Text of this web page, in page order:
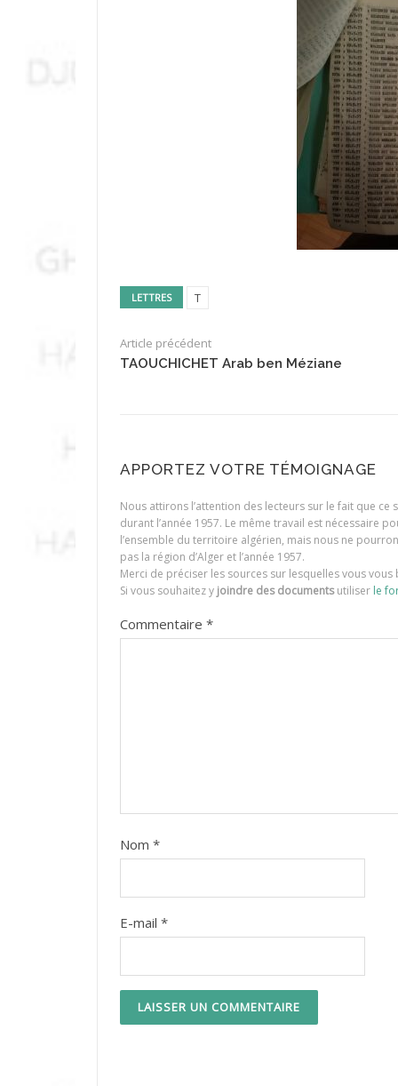
LETTRES T
Article précédent
TAOUCHICHET Arab ben Méziane
APPORTEZ VOTRE TÉMOIGNAGE
Nous attirons l’attention des lecteurs sur le fait que
durant l’année 1957. Le même travail est nécessaire
l’ensemble du territoire algérien, mais nous ne
pas la région d’Alger et l’année 1957.
Merci de préciser les sources sur lesquelles vous vous
Si vous souhaitez y joindre des documentsutiliser le
Commentaire *
Nom *
E-mail *